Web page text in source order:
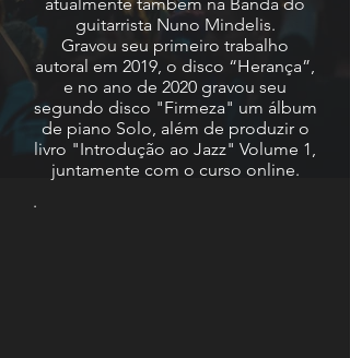
guitarrista Nuno Mindelis.
Gravou seu primeiro trabalho
autoral em 2019, o disco “Herança”,
e no ano de 2020 gravou seu
segundo disco "Firmeza" um álbum
de piano Solo, além de produzir o
livro "Introdução ao Jazz" Volume 1,
juntamente com o curso online.
.